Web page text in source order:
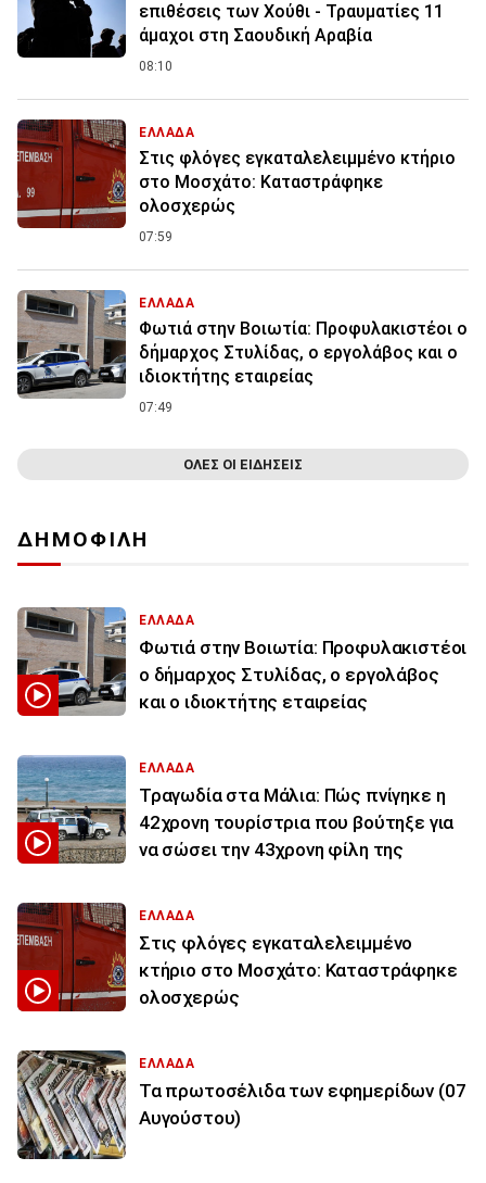
επιθέσεις των Χούθι - Τραυματίες 11
άμαχοι στη Σαουδική Αραβία
08:10
ΕΛΛΑΔΑ
Στις φλόγες εγκαταλελειμμένο κτήριο
στο Μοσχάτο: Καταστράφηκε
ολοσχερώς
07:59
ΕΛΛΑΔΑ
Φωτιά στην Βοιωτία: Προφυλακιστέοι ο
δήμαρχος Στυλίδας, ο εργολάβος και ο
ιδιοκτήτης εταιρείας
07:49
ΟΛΕΣ ΟΙ ΕΙΔΗΣΕΙΣ
ΔΗΜΟΦΙΛΗ
ΕΛΛΑΔΑ
Φωτιά στην Βοιωτία: Προφυλακιστέοι
ο δήμαρχος Στυλίδας, ο εργολάβος
και ο ιδιοκτήτης εταιρείας
ΕΛΛΑΔΑ
Τραγωδία στα Μάλια: Πώς πνίγηκε η
42χρονη τουρίστρια που βούτηξε για
να σώσει την 43χρονη φίλη της
ΕΛΛΑΔΑ
Στις φλόγες εγκαταλελειμμένο
κτήριο στο Μοσχάτο: Καταστράφηκε
ολοσχερώς
ΕΛΛΑΔΑ
Τα πρωτοσέλιδα των εφημερίδων (07
Αυγούστου)